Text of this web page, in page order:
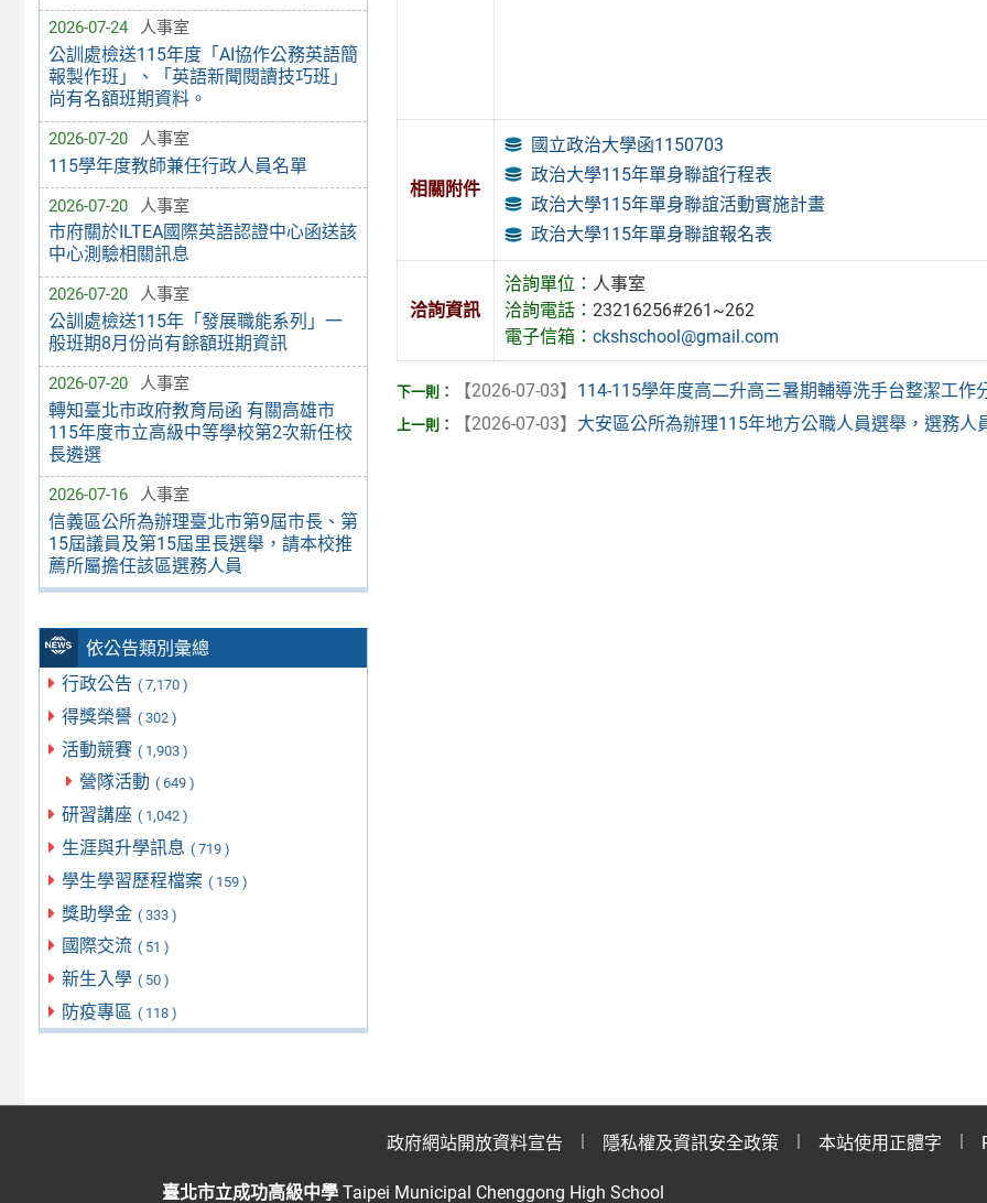
2026-07-24 人事室
公訓處檢送115年度「AI協作公務英語簡
報製作班」、「英語新聞閱讀技巧班」
尚有名額班期資料。
2026-07-20 人事室
115學年度教師兼任行政人員名單
2026-07-20 人事室
市府關於ILTEA國際英語認證中心函送該
中心測驗相關訊息
2026-07-20 人事室
公訓處檢送115年「發展職能系列」一
般班期8月份尚有餘額班期資訊
2026-07-20 人事室
轉知臺北市政府教育局函 有關高雄市
115年度市立高級中等學校第2次新任校
長遴選
2026-07-16 人事室
信義區公所為辦理臺北市第9屆市長、第
15屆議員及第15屆里長選舉，請本校推
薦所屬擔任該區選務人員
依公告類別彙總
行政公告 ( 7,170 )
得獎榮譽 ( 302 )
活動競賽 ( 1,903 )
營隊活動 ( 649 )
研習講座 ( 1,042 )
生涯與升學訊息 ( 719 )
學生學習歷程檔案 ( 159 )
獎助學金 ( 333 )
國際交流 ( 51 )
新生入學 ( 50 )
防疫專區 ( 118 )
相關附件
國立政治大學函1150703
政治大學115年單身聯誼行程表
政治大學115年單身聯誼活動實施計畫
政治大學115年單身聯誼報名表
洽詢資訊
洽詢單位： 人事室
洽詢電話：23216256#261~262
電子信箱：ckshschool@gmail.com
【2026-07-03】 114-115學年度高二升高三暑期輔導洗手台整潔工作
【2026-07-03】 大安區公所為辦理115年地方公職人員選舉，選務人
政府網站開放資料宣告 隱私權及資訊安全政策 本站使用正體字
臺北市立成功高級中學Taipei Municipal Chenggong High School